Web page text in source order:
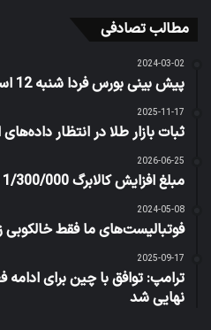
مطالب تصادفی
2024-03-02
پیش بینی بورس فردا شنبه 12 اسفند ماه ۱۴۰۲
2025-11-17
ثبات بازار طلا در انتظار
2026-06-25
مبلغ افزایش کالابرگ 1/300/000 تومان شد
2024-05-08
فوتبالیست‌های ما فقط خالکوبی
2025-09-17
ترامپ: توافق با چین برای ادامه
نهایی شد